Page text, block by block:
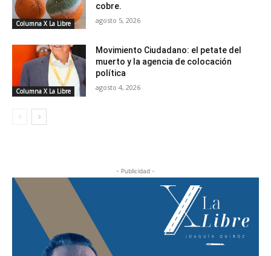
Columna X La Libre
cobre.
agosto 5, 2026
Columna X La Libre
Movimiento Ciudadano: el petate del
muerto y la agencia de colocación
política
agosto 4, 2026
- Publicidad -